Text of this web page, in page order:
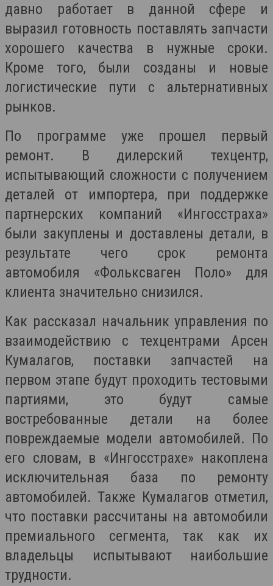
давно работает в данной сфере и
выразил готовность поставлять запчасти
хорошего качества в нужные сроки.
Кроме того, были созданы и новые
логистические пути с альтернативных
рынков.
По программе уже прошел первый
ремонт. В дилерский техцентр,
испытывающий сложности с получением
деталей от импортера, при поддержке
партнерских компаний «Ингосстраха»
были закуплены и доставлены детали, в
результате чего срок ремонта
автомобиля «Фольксваген Поло» для
клиента значительно снизился.
Как рассказал начальник управления по
взаимодействию с техцентрами Арсен
Кумалагов, поставки запчастей на
первом этапе будут проходить тестовыми
партиями, это будут самые
востребованные детали на более
повреждаемые модели автомобилей. По
его словам, в «Ингосстрахе» накоплена
исключительная база по ремонту
автомобилей. Также Кумалагов отметил,
что поставки рассчитаны на автомобили
премиального сегмента, так как их
владельцы испытывают наибольшие
трудности.